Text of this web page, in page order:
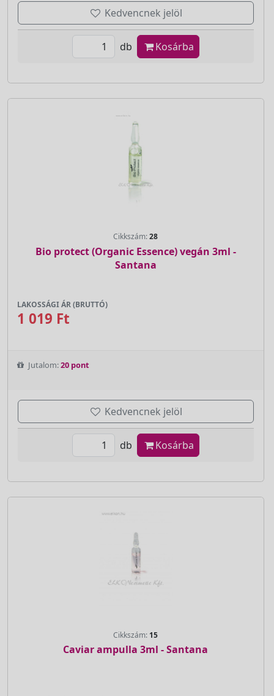
Kedvencnek jelöl
db Kosárba
Cikkszám:28
Bio protect (Organic Essence) vegán 3ml -
Santana
LAKOSSÁGI ÁR (BRUTTÓ)
1 019 Ft
Jutalom:20 pont
Kedvencnek jelöl
db Kosárba
Cikkszám: 15
Caviar ampulla 3ml - Santana